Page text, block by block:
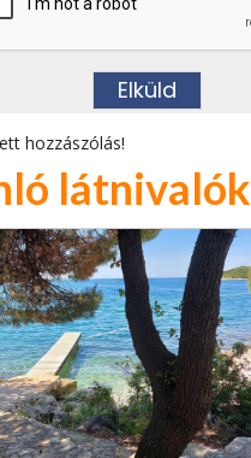
hozzászólás!
látnivalók